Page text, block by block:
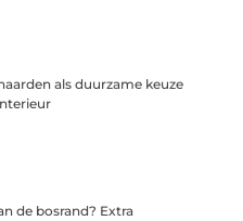
als duurzame keuze
de bosrand? Extra